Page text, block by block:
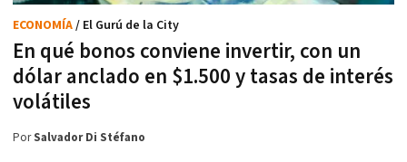
En qué bonos conviene invertir, con un
dólar anclado en $1.500 y tasas de interés
volátiles
ECONOMÍA/ El Gurú de la City
PorSalvador Di Stéfano